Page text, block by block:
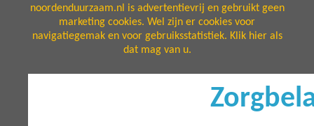
noordenduurzaam.nl is advertentievrij en gebruikt geen
marketing cookies. Wel zijn er cookies voor
navigatiegemak en voor gebruiksstatistiek. Klik hier als
dat mag van u.